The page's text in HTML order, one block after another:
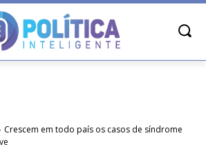
Crescem em todo país os casos de síndrome